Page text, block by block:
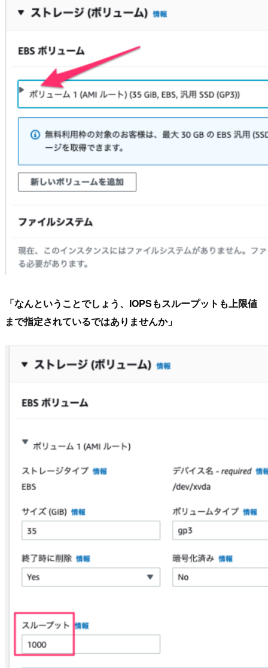
「なんということでしょう、IOPSもスループットも上限値
まで指定されているではありませんか」